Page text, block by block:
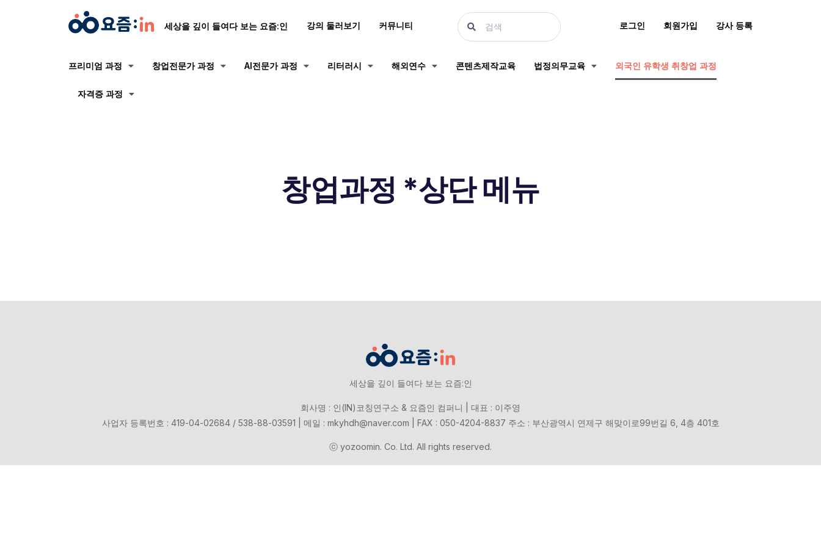
세상을 깊이 들여다 보는 요즘:인 강의 둘러보기 커뮤니티 로그인 회원가입 강사 등록
프리미엄 과정 창업전문가 과정 AI전문가 과정 리터러시 해외연수 콘텐츠제작교육 법정의무교육 외국인 유학생 취창업 과정
자격증 과정
창업과정 *상단 메뉴
세상을 깊이 들여다 보는 요즘:인
회사명 : 인(IN)코칭연구소 & 요즘인 컴퍼니 | 대표 : 이주영
사업자 등록번호 : 419-04-02684 / 538-88-03591 | 메일 : mkyhdh@naver.com | FAX : 050-4204-8837 주소 : 부산광역시 연제구 해맞이로99번길 6, 4층 401호
ⓒ yozoomin. Co. Ltd. All rights reserved.